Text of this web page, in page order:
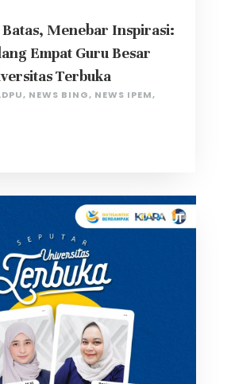
Batas, Menebar Inspirasi:
Empat Guru Besar
Terbuka
, NEWS BING, NEWS IPEM,